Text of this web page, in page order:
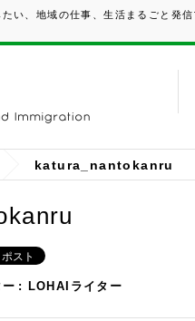
い、地域の仕事、生活まるごと発信
katura_nantokanru
LOHAIライター